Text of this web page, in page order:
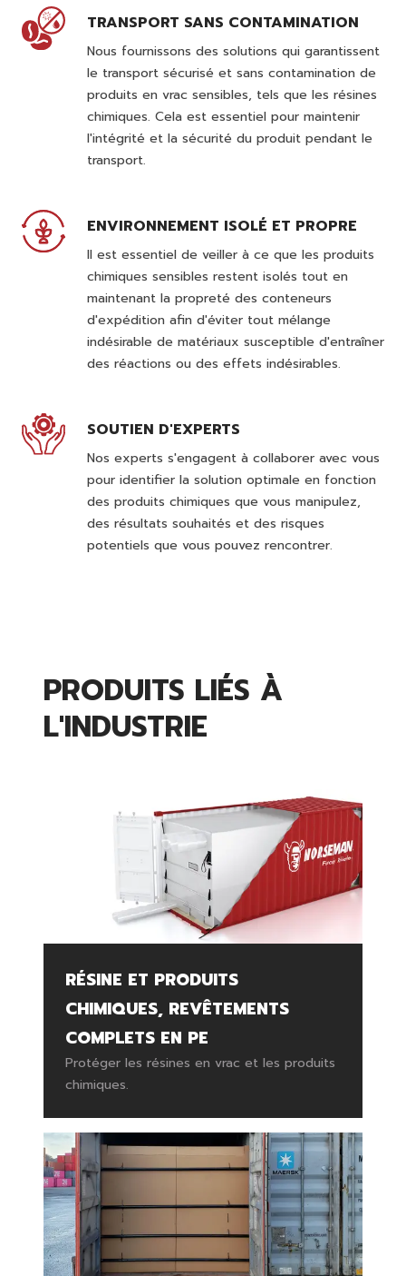
TRANSPORT SANS CONTAMINATION
Nous fournissons des solutions qui garantissent
le transport sécurisé et sans contamination de
produits en vrac sensibles, tels que les résines
chimiques. Cela est essentiel pour maintenir
l'intégrité et la sécurité du produit pendant le
transport.
ENVIRONNEMENT ISOLÉ ET PROPRE
Il est essentiel de veiller à ce que les produits
chimiques sensibles restent isolés tout en
maintenant la propreté des conteneurs
d'expédition afin d'éviter tout mélange
indésirable de matériaux susceptible d'entraîner
des réactions ou des effets indésirables.
SOUTIEN D'EXPERTS
Nos experts s'engagent à collaborer avec vous
pour identifier la solution optimale en fonction
des produits chimiques que vous manipulez,
des résultats souhaités et des risques
potentiels que vous pouvez rencontrer.
PRODUITS LIÉS À
L'INDUSTRIE
RÉSINE ET PRODUITS
CHIMIQUES, REVÊTEMENTS
COMPLETS EN PE
Protéger les résines en vrac et les produits
chimiques.